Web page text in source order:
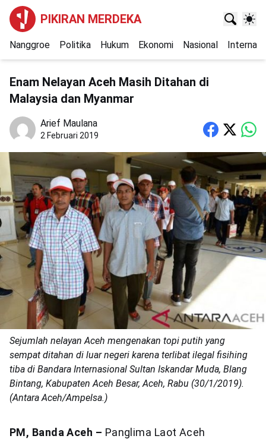
PIKIRAN MERDEKA
Nanggroe Politika Hukum Ekonomi Nasional
Enam Nelayan Aceh Masih Ditahan di
Malaysia dan Myanmar
Arief Maulana
2 Februari 2019
Sejumlah nelayan Aceh mengenakan topi putih yang
sempat ditahan di luar negeri karena terlibat ilegal fisihing
tiba di Bandara Internasional Sultan Iskandar Muda, Blang
Bintang, Kabupaten Aceh Besar, Aceh, Rabu (30/1/2019).
(Antara Aceh/Ampelsa.)
PM, Banda Aceh – Panglima Laot Aceh